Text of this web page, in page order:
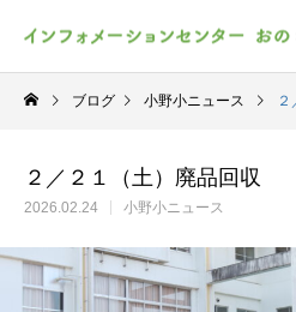
ブログ 小野小ニュース
２／２１（土）廃品回収
2026.02.24 小野小ニュース